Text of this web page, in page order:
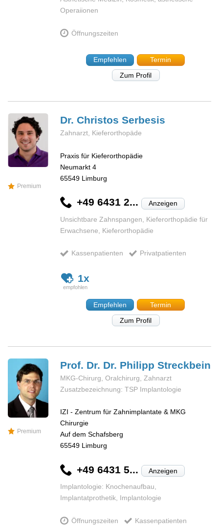
Operaiionen
Öffnungszeiten
Empfehlen
Termin
Zum Profil
Premium
Dr. ChristosSerbesis
Zahnarzt, Kieferorthopäde
Praxis für Kieferorthopädie
Neumarkt 4
65549 Limburg
+49 6431 2... Anzeigen
Unsichtbare Zahnspangen, Kieferorthopädie für
Erwachsene, Kieferorthopädie
Kassenpatienten Privatpatienten
1x
Empfehlen
Termin
Zum Profil
Premium
Prof. Dr. Dr. PhilippStreckbein
MKG-Chirurg, Oralchirurg, Zahnarzt
Zusatzbezeichnung: TSP Implantologie
IZI - Zentrum für Zahnimplantate & MKG
Chirurgie
Auf dem Schafsberg
65549 Limburg
+49 6431 5... Anzeigen
Implantologie: Knochenaufbau,
Implantatprothetik, Implantologie
Öffnungszeiten
Kassenpatienten